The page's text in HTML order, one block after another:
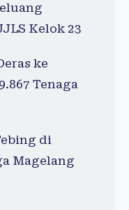
Kelok 23
ke
Tenaga
di
Magelang